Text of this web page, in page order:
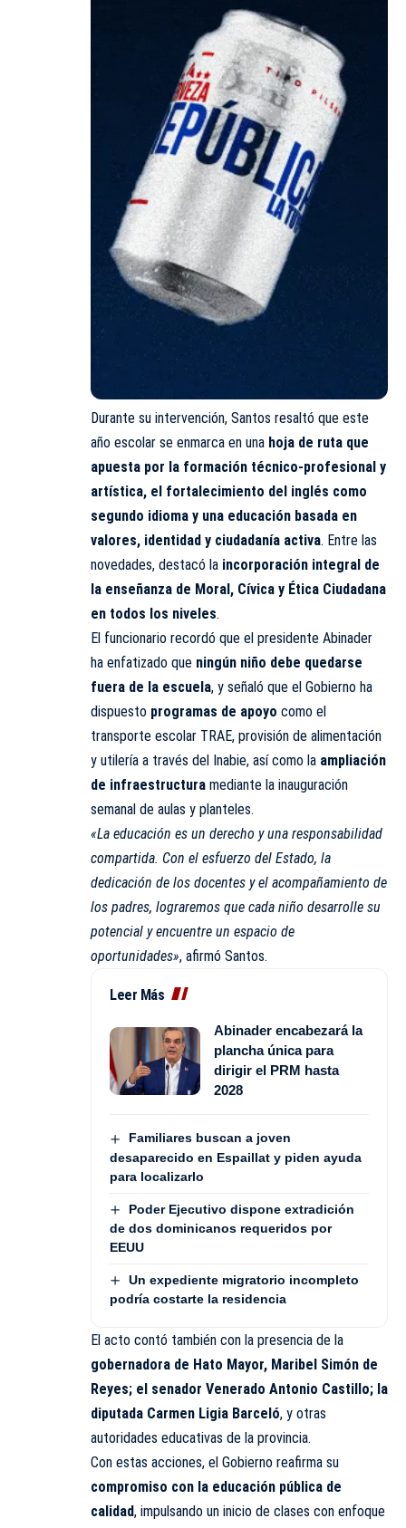
Durante su intervención, Santos resaltó que este
año escolar se enmarca en una hoja de ruta que
apuesta por la formación técnico-profesional y
artística, el fortalecimiento del inglés como
segundo idioma y una educación basada en
valores, identidad y ciudadanía activa. Entre las
novedades, destacó la incorporación integral de
la enseñanza de Moral, Cívica y Ética Ciudadana
en todos los niveles.
El funcionario recordó que el presidente Abinader
ha enfatizado que ningún niño debe quedarse
fuera de la escuela, y señaló que el Gobierno ha
dispuesto programas de apoyo como el
transporte escolar TRAE, provisión de alimentación
y utilería a través del Inabie, así como la ampliación
de infraestructura mediante la inauguración
semanal de aulas y planteles.
«La educación es un derecho y una responsabilidad
compartida. Con el esfuerzo del Estado, la
dedicación de los docentes y el acompañamiento de
los padres, lograremos que cada niño desarrolle su
potencial y encuentre un espacio de
oportunidades», afirmó Santos.
Leer Más
Abinader encabezará la
plancha única para
dirigir el PRM hasta
2028
Familiares buscan a joven
desaparecido en Espaillat y piden ayuda
para localizarlo
Poder Ejecutivo dispone extradición
de dos dominicanos requeridos por
EEUU
Un expediente migratorio incompleto
podría costarte la residencia
El acto contó también con la presencia de la
gobernadora de Hato Mayor, Maribel Simón de
Reyes; el senador Venerado Antonio Castillo; la
diputada Carmen Ligia Barceló, y otras
autoridades educativas de la provincia.
Con estas acciones, el Gobierno reafirma su
compromiso con la educación pública de
calidad, impulsando un inicio de clases con enfoque